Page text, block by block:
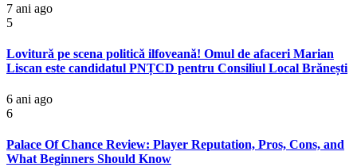
7 ani ago
5
Lovitură pe scena politică ilfoveană! Omul de afaceri Marian
Liscan este candidatul PNȚCD pentru Consiliul Local Brănești
6 ani ago
6
Palace Of Chance Review: Player Reputation, Pros, Cons, and
What Beginners Should Know